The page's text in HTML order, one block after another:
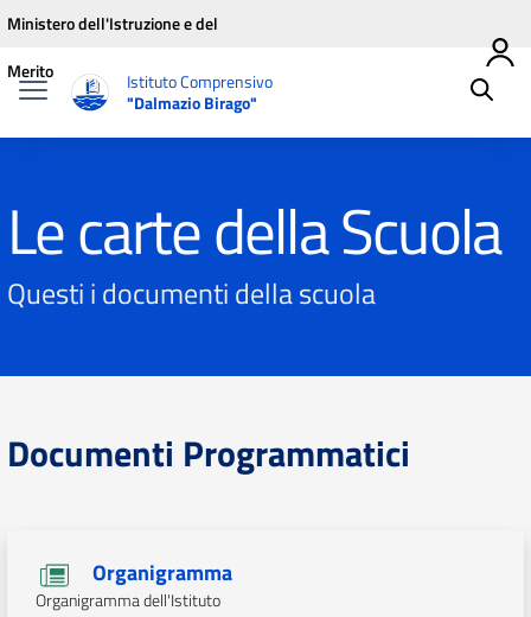
Vai ai contenuti
Vai al menu di navigazione
Vai al footer
Ministero dell'Istruzione e del
Merito
Istituto Comprensivo
"Dalmazio Birago"
Le carte della Scuola
Questi i documenti della scuola
Documenti Programmatici
Organigramma
Organigramma dell'Istituto